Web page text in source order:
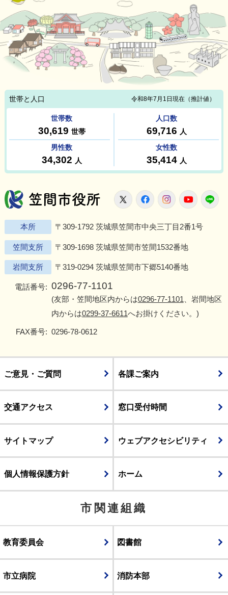
笠間市役所
X FacebookInstagram
本所 〒309-1792 茨城県笠間市中央三丁目2番1号
笠間支所 〒309-1698 茨城県笠間市笠間1532番地
岩間支所 〒319-0294 茨城県笠間市下郷5140番地
電話番号: 0296-77-1101
(友部・笠間地区内からは0296-77-1101 、岩間地区
内からは0299-37-6611へお掛けください。)
FAX番号: 0296-78-0612
ご意見・ご質問 各課ご案内
交通アクセス 窓口受付時間
サイトマップ ウェブアクセシビリティ
個人情報保護方針 ホーム
市関連組織
教育委員会 図書館
市立病院 消防本部